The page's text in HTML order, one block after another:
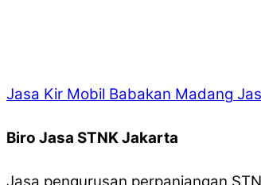
Jasa Kir Mobil Babakan Madang
Biro Jasa STNK Jakarta